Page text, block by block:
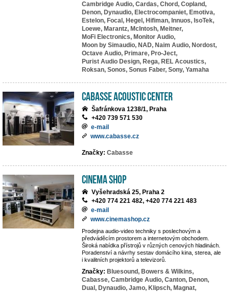
Cambridge Audio, Cardas, Chord, Copland,
Denon, Dynaudio, Electrocompaniet, Emotiva,
Estelon, Focal, Hegel, Hifiman, Innuos, IsoTek,
Loewe, Marantz, McIntosh, Meitner,
MoFi Electronics, Monitor Audio,
Moon by Simaudio, NAD, Naim Audio, Nordost,
Octave Audio, Primare, Pro-Ject,
Purist Audio Design, Rega, REL Acoustics,
Roksan, Sonos, Sonus Faber, Sony, Yamaha
Cabasse Acoustic Center
Šafránkova 1238/1, Praha
+420 739 571 530
e-mail
www.cabasse.cz
Značky: Cabasse
Cinema Shop
Vyšehradská 25, Praha 2
+420 774 221 482, +420 774 221 483
e-mail
www.cinemashop.cz
Prodejna audio-video techniky s poslechovým a
předváděcím prostorem a internetovým obchodem.
Široká nabídka přístrojů v různých cenových hladinách.
Poradenství a návrhy sestav domácího kina, sterea, ale
i kvalitních projektorů a televizorů.
Značky: Bluesound, Bowers & Wilkins,
Cabasse, Cambridge Audio, Canton, Denon,
Dual, Dynaudio, Jamo, Klipsch, Magnat,